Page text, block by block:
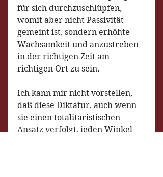
für sich durchzuschlüpfen,
womit aber nicht Passivität
gemeint ist, sondern erhöhte
Wachsamkeit und anzustreben
in der richtigen Zeit am
richtigen Ort zu sein.
Ich kann mir nicht vorstellen,
daß diese Diktatur, auch wenn
sie einen totalitaristischen
Ansatz verfolgt, jeden Winkel